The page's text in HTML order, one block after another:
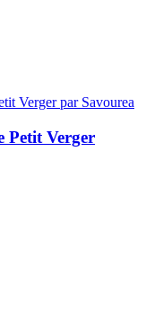
Petit Verger